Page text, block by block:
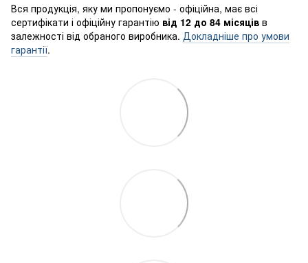
Вся продукція, яку ми пропонуємо - офіційна, має всі
сертифікати і офіційну гарантію від 12 до 84 місяців в
залежності від обраного виробника. Докладніше про умови
гарантії.